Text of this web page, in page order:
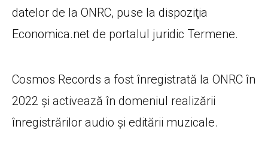
datelor de la ONRC, puse la dispoziţia
Economica.net de portalul juridic Termene.
Cosmos Records a fost înregistrată la ONRC în
2022 şi activează în domeniul realizării
înregistrărilor audio şi editării muzicale.